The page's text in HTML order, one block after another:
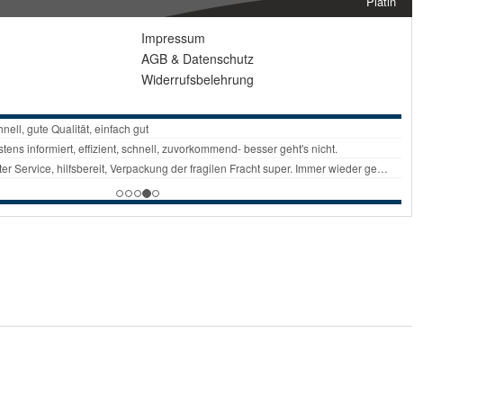
Impressum
AGB & Datenschutz
Widerrufsbelehrung